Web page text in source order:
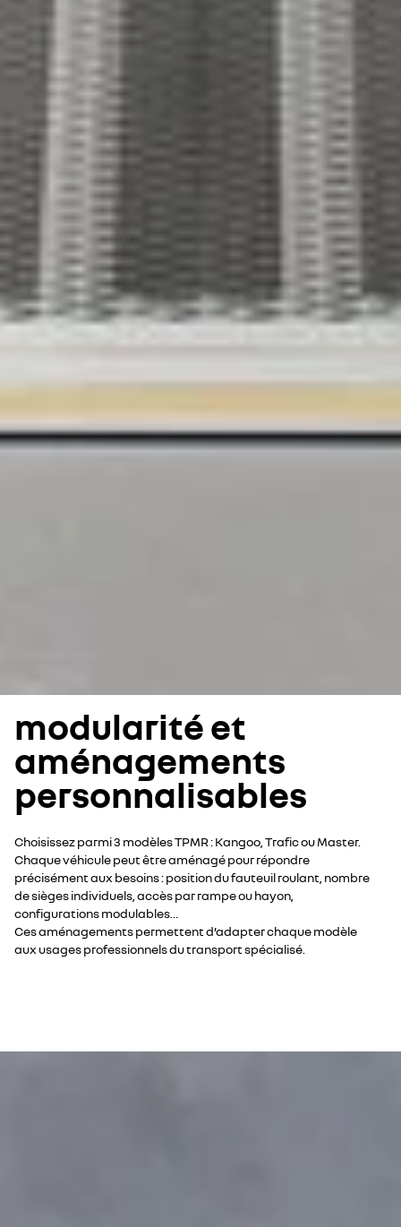
modularité et
aménagements
personnalisables
Choisissez parmi 3 modèles TPMR : Kangoo, Trafic ou Master.
Chaque véhicule peut être aménagé pour répondre
précisément aux besoins : position du fauteuil roulant, nombre
de sièges individuels, accès par rampe ou hayon,
configurations modulables…
Ces aménagements permettent d’adapter chaque modèle
aux usages professionnels du transport spécialisé.